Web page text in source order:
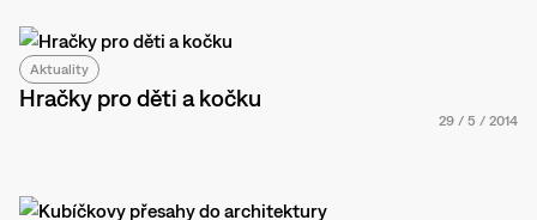
Aktuality
Hračky pro děti a kočku
29 / 5 / 2014